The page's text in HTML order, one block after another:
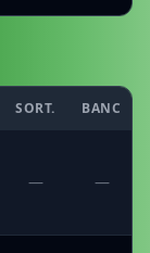
SORT. BANC
— —